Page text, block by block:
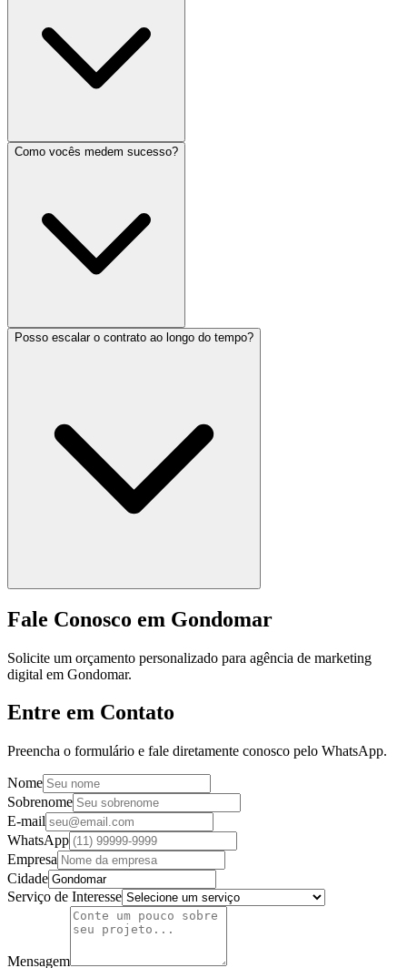
Como vocês medem sucesso?
Posso escalar o contrato ao longo do tempo?
Fale Conosco em Gondomar
Solicite um orçamento personalizado para agência de marketing
digital em Gondomar.
Entre em Contato
Preencha o formulário e fale diretamente conosco pelo WhatsApp.
Nome
Sobrenome
E-mail
WhatsApp
Empresa
Cidade
Serviço de Interesse
Mensagem